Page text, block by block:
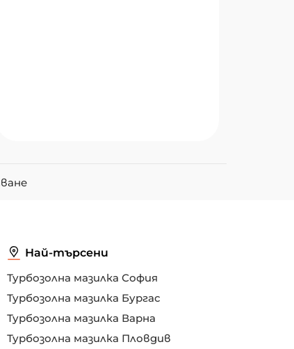
Най-търсени
Турбозолна мазилка София
Турбозолна мазилка Бургас
Турбозолна мазилка Варна
Турбозолна мазилка Пловдив